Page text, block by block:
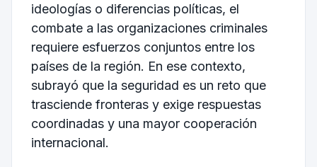
ideologías o diferencias políticas, el
combate a las organizaciones criminales
requiere esfuerzos conjuntos entre los
países de la región. En ese contexto,
subrayó que la seguridad es un reto que
trasciende fronteras y exige respuestas
coordinadas y una mayor cooperación
internacional.